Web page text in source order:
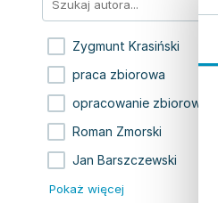
Zygmunt Krasiński
praca zbiorowa
opracowanie zbiorowe
Roman Zmorski
Jan Barszczewski
Pokaż więcej